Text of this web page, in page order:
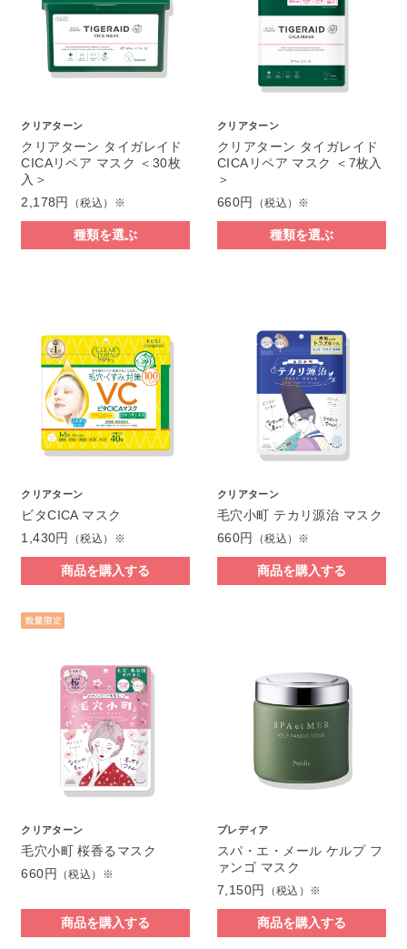
クリアターン
クリアターン タイガレイド
CICAリペア マスク ＜30枚
入＞
2,178円
（税込）※
種類を選ぶ
クリアターン
クリアターン タイガレイド
CICAリペア マスク ＜7枚入
＞
660円
（税込）※
種類を選ぶ
クリアターン
ビタCICA マスク
1,430円
（税込）※
商品を購入する
クリアターン
毛穴小町 テカリ源治 マスク
660円
（税込）※
商品を購入する
クリアターン
毛穴小町 桜香るマスク
660円
（税込）※
商品を購入する
プレディア
スパ・エ・メール ケルプ フ
ァンゴ マスク
7,150円
（税込）※
商品を購入する